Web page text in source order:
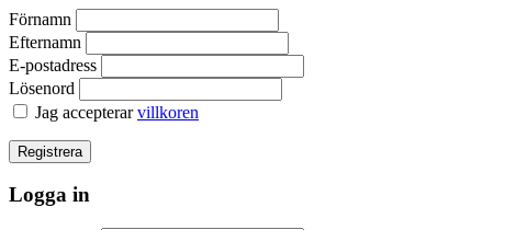
Förnamn
Efternamn
E-postadress
Lösenord
Jag accepterarvillkoren
Logga in